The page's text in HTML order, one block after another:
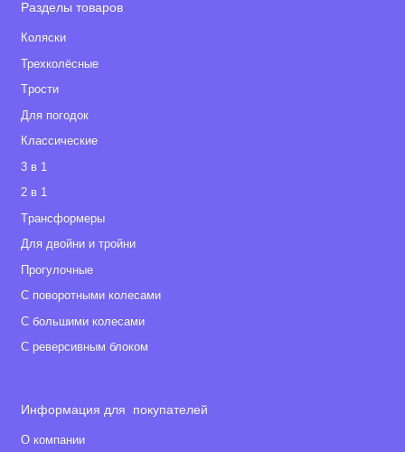
Разделы товаров
Коляски
Трехколёсные
Tрости
Для погодок
Классические
3 в 1
2 в 1
Tрансформеры
Для двойни и тройни
Прогулочные
С поворотными колесами
С большими колесами
С реверсивным блоком
Информация для покупателей
О компании